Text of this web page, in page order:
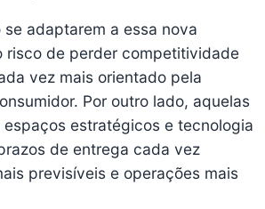
se adaptarem a essa nova
risco de perder competitividade
vez mais orientado pela
Por outro lado, aquelas
estratégicos e tecnologia
de entrega cada vez
previsíveis e operações mais